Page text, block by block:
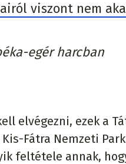
viszont nem
egér harcban
elvégezni, ezek a
Fátra Nemzeti
feltétele annak,